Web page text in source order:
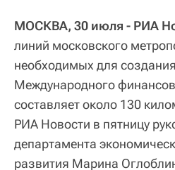
МОСКВА, 30 июля - РИА
линий московского
необходимых для
Международного
составляет около 130
РИА Новости в пятницу
департамента
развития Марина